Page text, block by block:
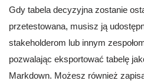
Gdy tabela decyzyjna zostanie
przetestowana, musisz ją
stakeholderom lub innym
pozwalając eksportować tabelę
Markdown. Możesz również